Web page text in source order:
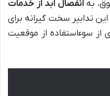
بهانفصال ابد از خدمات
تدابیر سخت گیرانه برای
از سوءاستفاده از موقعیت